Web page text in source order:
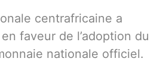
centrafricaine a
faveur de l’adoption du
nationale officiel.